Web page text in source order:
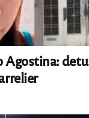
Agostina: